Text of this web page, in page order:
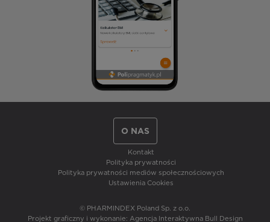
O NAS
Kontakt
Polityka prywatności
Polityka prywatności mediów społecznościowych
Ustawienia Cookies
© PHARMINDEX Poland Sp. z o.o.
Projekt graficzny i wykonanie: Agencja Interaktywna Bull Design